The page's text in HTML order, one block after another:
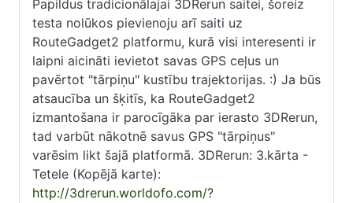
Papildus tradicionālajai 3DRerun saitei, šoreiz
testa nolūkos pievienoju arī saiti uz
RouteGadget2 platformu, kurā visi interesenti ir
laipni aicināti ievietot savas GPS ceļus un
pavērtot "tārpiņu" kustību trajektorijas. :) Ja būs
atsaucība un šķitīs, ka RouteGadget2
izmantošana ir parocīgāka par ierasto 3DRerun,
tad varbūt nākotnē savus GPS "tārpiņus"
varēsim likt šajā platformā. 3DRerun: 3.kārta -
Tetele (Kopējā karte):
http://3drerun.worldofo.com/?